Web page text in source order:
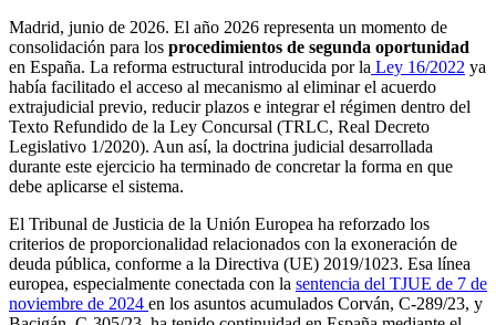
Madrid, junio de 2026. El año 2026 representa un momento de
consolidación para los procedimientos de segunda oportunidad
en España. La reforma estructural introducida por la Ley 16/2022 ya
había facilitado el acceso al mecanismo al eliminar el acuerdo
extrajudicial previo, reducir plazos e integrar el régimen dentro del
Texto Refundido de la Ley Concursal (TRLC, Real Decreto
Legislativo 1/2020). Aun así, la doctrina judicial desarrollada
durante este ejercicio ha terminado de concretar la forma en que
debe aplicarse el sistema.
El Tribunal de Justicia de la Unión Europea ha reforzado los
criterios de proporcionalidad relacionados con la exoneración de
deuda pública, conforme a la Directiva (UE) 2019/1023. Esa línea
europea, especialmente conectada con la sentencia del TJUE de 7 de
noviembre de 2024 en los asuntos acumulados Corván, C-289/23, y